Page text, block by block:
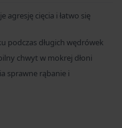
agresję cięcia i łatwo się
podczas długich wędrówek
chwyt w mokrej dłoni
sprawne rąbanie i